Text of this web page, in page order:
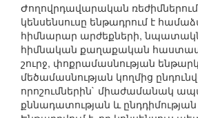
Ժողովրդավարական
կենսենսուսը ենթադրում է
հիմնարար արժեքների,
հիմնական քաղաքական
շուրջ, փոքրամասնության
մեծամասնության կողմից
որոշումներին` միաժամանակ
քննադատության և